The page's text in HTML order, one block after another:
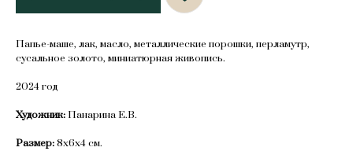
Папье-маше, лак, масло, металлические порошки, перламутр,
сусальное золото, миниатюрная живопись.
2024 год
Художник:Панарина Е.В.
Размер:8х6х4 см.